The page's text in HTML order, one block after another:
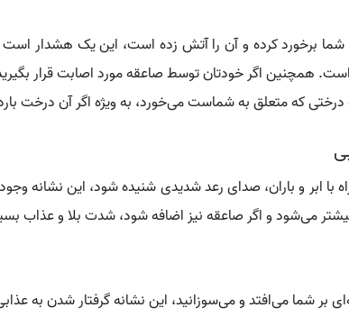
شما برخورد کرده و آن را آتش زده است، این یک هشدار
است. همچنین اگر خودتان توسط صاعقه مورد اصابت قرار
که متعلق به شماست می‌خورد، به ویژه اگر آن درخت
با ابر و باران، صدای رعد شدیدی شنیده شود، این نشانه
می‌شود و اگر صاعقه نیز اضافه شود، شدت بلا و عذاب
بر شما می‌افتد و می‌سوزانید، این نشانه گرفتار شدن به